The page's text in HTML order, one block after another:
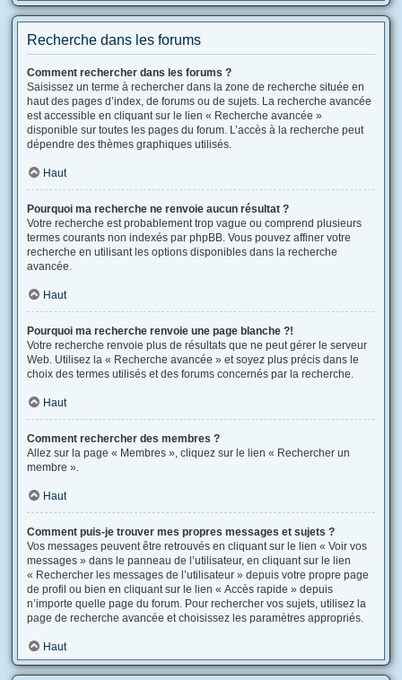
Recherche dans les forums
Comment rechercher dans les forums ?
Saisissez un terme à rechercher dans la zone de recherche située en
haut des pages d’index, de forums ou de sujets. La recherche avancée
est accessible en cliquant sur le lien « Recherche avancée »
disponible sur toutes les pages du forum. L’accès à la recherche peut
dépendre des thèmes graphiques utilisés.
Haut
Pourquoi ma recherche ne renvoie aucun résultat ?
Votre recherche est probablement trop vague ou comprend plusieurs
termes courants non indexés par phpBB. Vous pouvez affiner votre
recherche en utilisant les options disponibles dans la recherche
avancée.
Haut
Pourquoi ma recherche renvoie une page blanche ?!
Votre recherche renvoie plus de résultats que ne peut gérer le serveur
Web. Utilisez la « Recherche avancée » et soyez plus précis dans le
choix des termes utilisés et des forums concernés par la recherche.
Haut
Comment rechercher des membres ?
Allez sur la page « Membres », cliquez sur le lien « Rechercher un
membre ».
Haut
Comment puis-je trouver mes propres messages et sujets ?
Vos messages peuvent être retrouvés en cliquant sur le lien « Voir vos
messages » dans le panneau de l’utilisateur, en cliquant sur le lien
« Rechercher les messages de l’utilisateur » depuis votre propre page
de profil ou bien en cliquant sur le lien « Accès rapide » depuis
n’importe quelle page du forum. Pour rechercher vos sujets, utilisez la
page de recherche avancée et choisissez les paramètres appropriés.
Haut